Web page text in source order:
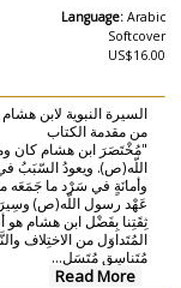
Language: Arabic
Softcover
US$16.00
السيرة النبوية لابن
من مقدمة الكتاب
"مُخْتَصَرَ ابن هشام كان
اللّه(ص). ويعودُ السّبَبُ
وأمانَةٍ في سَرْد ما جَمَعَه
عَهْد رسول اللّه(ص)
ثِقَتِنا بِفَضْل ابن هشام هو
المُتَداوَل من الاختِلاف
مُتَناسِق مُتَسَل...
Read More